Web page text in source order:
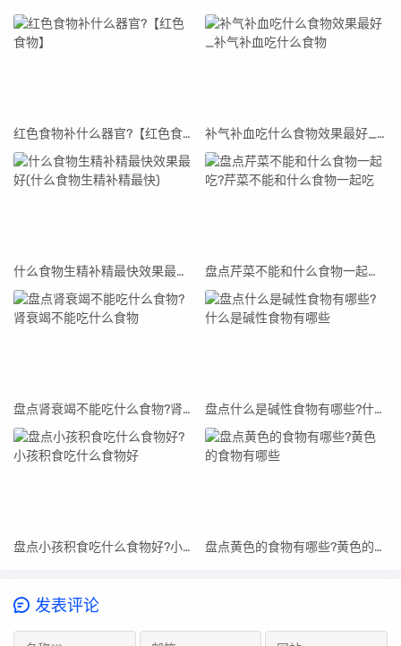
红色食物补什么器官?【红色食物】 补气补血吃什么食物效果最好_补气补血吃什么食物
什么食物生精补精最快效果最好(什么食物生精补精最快) 盘点芹菜不能和什么食物一起吃?芹菜不能和什么食物一起吃
盘点肾衰竭不能吃什么食物?肾衰竭不能吃什么食物 盘点什么是碱性食物有哪些?什么是碱性食物有哪些
盘点小孩积食吃什么食物好?小孩积食吃什么食物好 盘点黄色的食物有哪些?黄色的食物有哪些
发表评论